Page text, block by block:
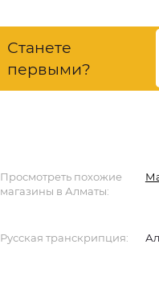
Станете
первыми?
Просмотреть похожие
магазины в Алматы:
Русская транскрипция: